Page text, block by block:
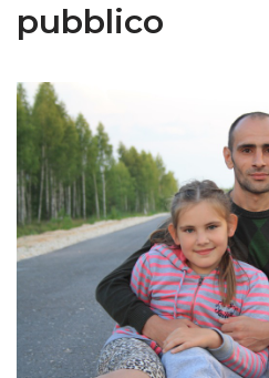
pubblico